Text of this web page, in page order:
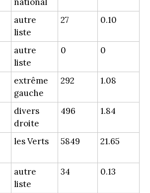
autre
liste
27 0.10
autre
liste
0 0
extrême
gauche
292 1.08
divers
droite
496 1.84
les Verts 5849 21.65
autre
liste
34 0.13